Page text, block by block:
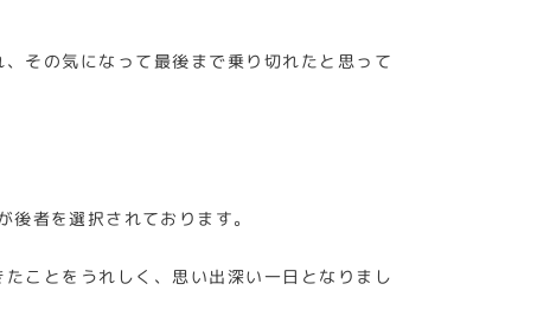
その気になって最後まで乗り切れたと思って
者を選択されております。
ことをうれしく、思い出深い一日となりまし